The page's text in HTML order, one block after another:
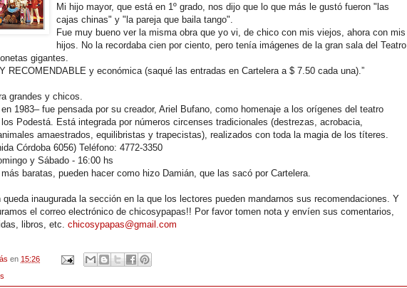
Mi hijo mayor, que está en 1º grado, nos dijo que lo que más le gustó fueron "las
cajas chinas" y "la pareja que baila tango".
Fue muy bueno ver la misma obra que yo vi, de chico con mis viejos, ahora con mis
hijos. No la recordaba cien por ciento, pero tenía imágenes de la gran sala del Teatro
gigantes.
RECOMENDABLE y económica (saqué las entradas en Cartelera a $ 7.50 cada una).”
grandes y chicos.
1983– fue pensada por su creador, Ariel Bufano, como homenaje a los orígenes del teatro
Podestá. Está integrada por números circenses tradicionales (destrezas, acrobacia,
amaestrados, equilibristas y trapecistas), realizados con toda la magia de los títeres.
Córdoba 6056) Teléfono: 4772-3350
y Sábado - 16:00 hs
baratas, pueden hacer como hizo Damián, que las sacó por Cartelera.
inaugurada la sección en la que los lectores pueden mandarnos sus recomendaciones. Y
el correo electrónico de chicosypapas!! Por favor tomen nota y envíen sus comentarios,
libros, etc. chicosypapas@gmail.com
en 15:26